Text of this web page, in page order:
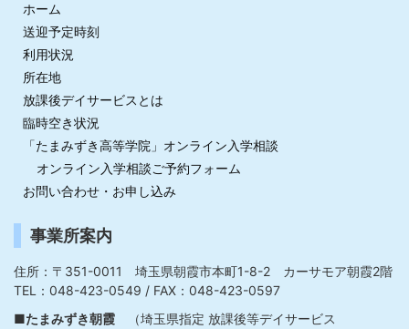
ホーム
送迎予定時刻
利用状況
所在地
放課後デイサービスとは
臨時空き状況
「たまみずき高等学院」オンライン入学相談
オンライン入学相談ご予約フォーム
お問い合わせ・お申し込み
事業所案内
住所：〒351-0011 埼玉県朝霞市本町1-8-2 カーサモア朝霞2階
TEL：048-423-0549 / FAX：048-423-0597
■たまみずき朝霞 （埼玉県指定 放課後等デイサービス